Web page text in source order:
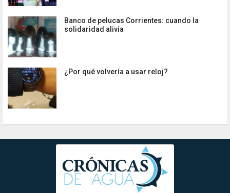
Banco de pelucas Corrientes: cuando la
solidaridad alivia
¿Por qué volvería a usar reloj?